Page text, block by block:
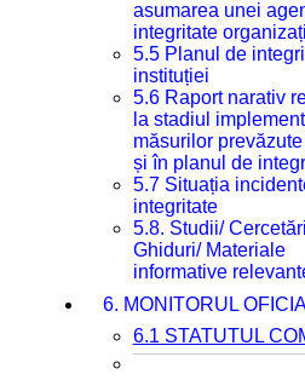
asumarea unei
integritate
5.5 Planul de
instituției
5.6 Raport narativ
la stadiul
măsurilor
și în planul de
5.7 Situația
integritate
5.8. Studii/
Ghiduri/ Materiale
informative
6. MONITORUL
6.1 STATUTUL